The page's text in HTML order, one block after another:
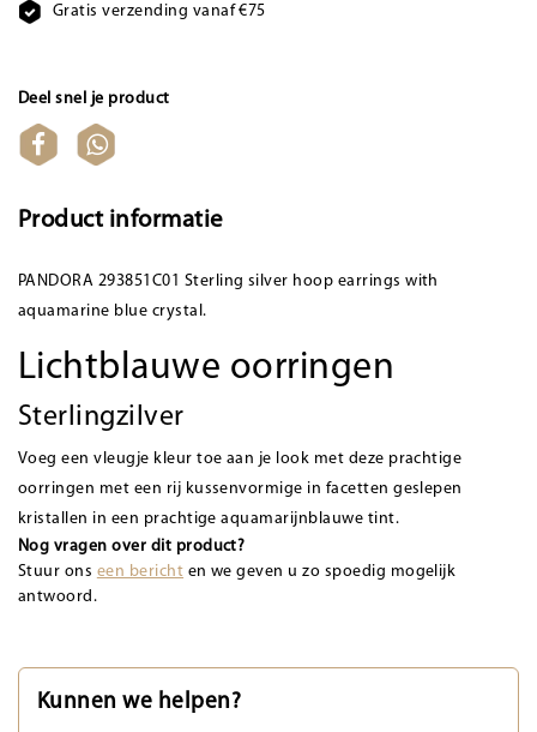
Gratis verzending vanaf €75
Deel snel je product
Product informatie
PANDORA 293851C01 Sterling silver hoop earrings with
aquamarine blue crystal.
Lichtblauwe oorringen
Sterlingzilver
Voeg een vleugje kleur toe aan je look met deze prachtige
oorringen met een rij kussenvormige in facetten geslepen
kristallen in een prachtige aquamarijnblauwe tint.
Nog vragen over dit product?
Stuur ons een bericht en we geven u zo spoedig mogelijk
antwoord.
Kunnen we helpen?